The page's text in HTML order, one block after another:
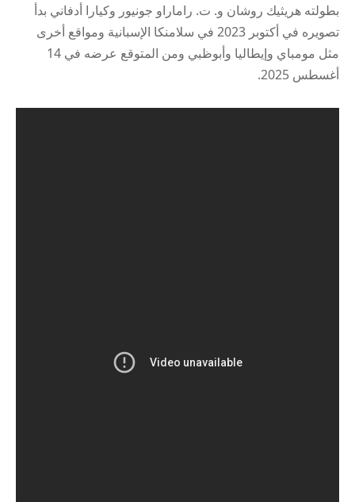
بطولته هريثيك روشان و. ت. راماراو جونيور وكيارا أدفاني بدأ
تصويره في أكتوبر 2023 في سلامنكا الإسبانية ومواقع أخرى
مثل مومباي وإيطاليا وأبوظبي ومن المتوقع عرضه في 14
أغسطس 2025.